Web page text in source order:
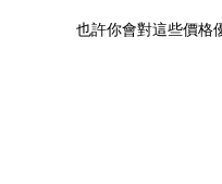
也許你會對這些價格